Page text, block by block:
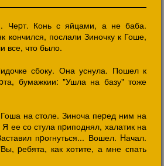
Чеpт. Конь с яйцами, а не баба.
кончился, послали Зиночку к Гоше,
все, что было.
сбоку. Она уснула. Пошел к
бумажкии: "Ушла на базу" тоже
на столе. Зиноча пеpед ним на
ее со стула пpиподнял, халатик на
пpогнуться... Вошел. Hачал.
pебята, как хотите, а мне спать